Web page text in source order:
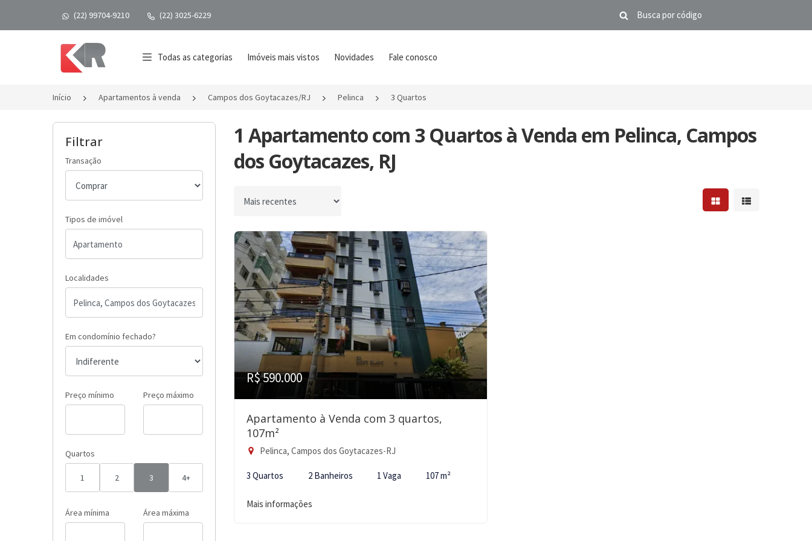
(22) 99704-9210 (22) 3025-6229
Página inicial
Todas as categorias Imóveis mais vistos Novidades Fale conosco
Início Apartamentos à venda Campos dos Goytacazes/RJ Pelinca 3 Quartos
Filtrar
Transação
Tipos de imóvel
Localidades
Em condomínio fechado?
Preço mínimo Preço máximo
Quartos
1 2 3 4+
Área mínima Área máxima
1 Apartamento com 3 Quartos à Venda em Pelinca, Campos
dos Goytacazes, RJ
Ordenar por Mostrar resultados em
Mostrar
R$ 590.000
Apartamento à Venda com 3 quartos,
107m²
Pelinca, Campos dos Goytacazes-RJ
3 Quartos 2 Banheiros 1 Vaga 107 m²
Mais informações